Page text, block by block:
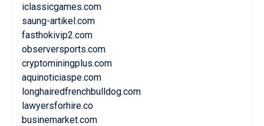
iclassicgames.com
saung-artikel.com
fasthokivip2.com
observersports.com
cryptominingplus.com
aquinoticiaspe.com
longhairedfrenchbulldog.com
lawyersforhire.co
businemarket.com